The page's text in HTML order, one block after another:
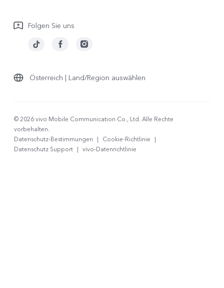
Folgen Sie uns
Österreich | Land/Region auswählen
© 2026 vivo Mobile Communication Co., Ltd. Alle Rechte
vorbehalten.
Datenschutz-Bestimmungen
| Cookie-Richtlinie
|
Datenschutz Support | vivo-Datenrichtlinie